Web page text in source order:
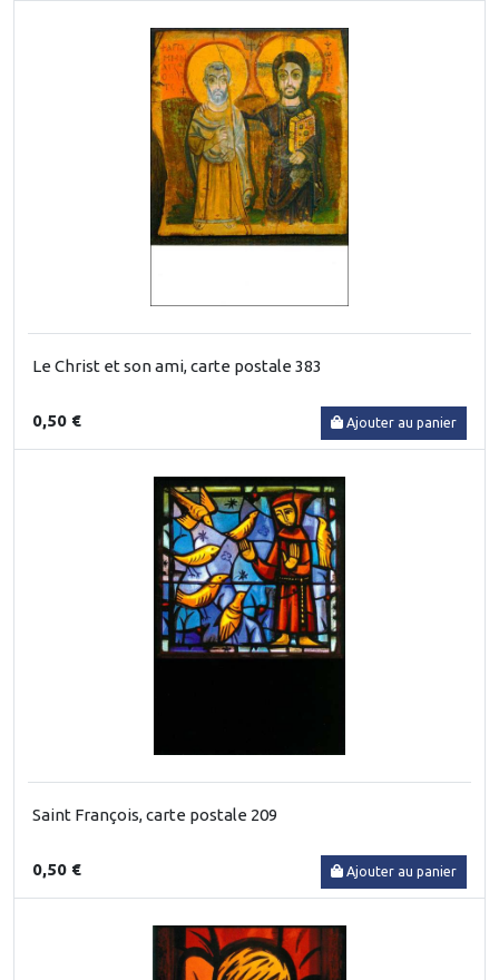
Le Christ et son ami, carte postale 383
0,50 € Ajouter au panier
Saint François, carte postale 209
0,50 € Ajouter au panier